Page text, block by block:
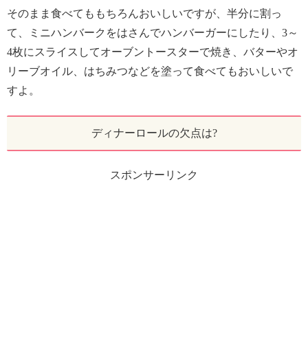
そのまま食べてももちろんおいしいですが、半分に割っ
て、ミニハンバークをはさんでハンバーガーにしたり、3～
4枚にスライスしてオーブントースターで焼き、バターやオ
リーブオイル、はちみつなどを塗って食べてもおいしいで
すよ。
ディナーロールの欠点は?
スポンサーリンク